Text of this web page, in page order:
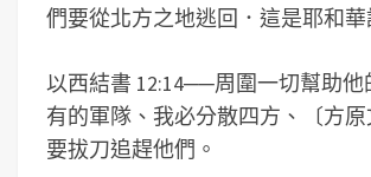
們要從北方之地逃回．這是耶和華
以西結書 12:14──周圍一切幫助
有的軍隊、我必分散四方、〔方
要拔刀追趕他們。